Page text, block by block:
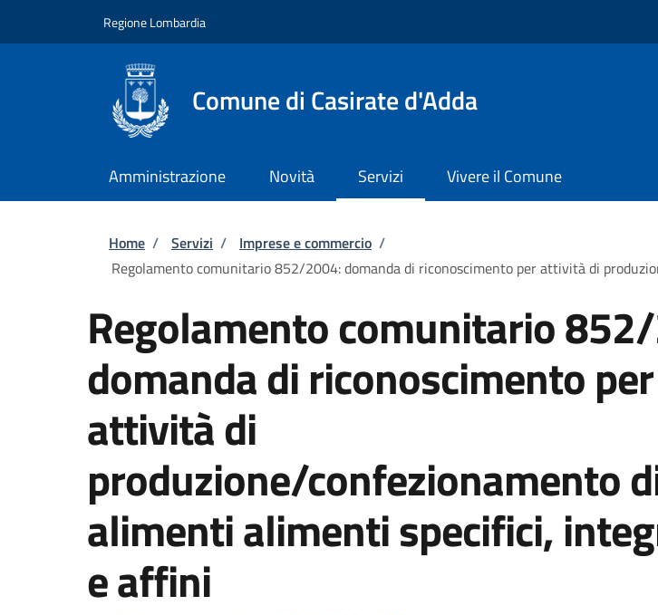
Regione Lombardia
Comune di Casirate d'Adda
Amministrazione Novità Servizi Vivere il Comune
Briciole di pane
Home / Servizi / Imprese e commercio /
Regolamento comunitario 852/2004: domanda di riconoscimento per attività di
Regolamento comunitario
domanda di riconoscimento per
attività di
produzione/confezionamento
alimenti alimenti specifici,
e affini